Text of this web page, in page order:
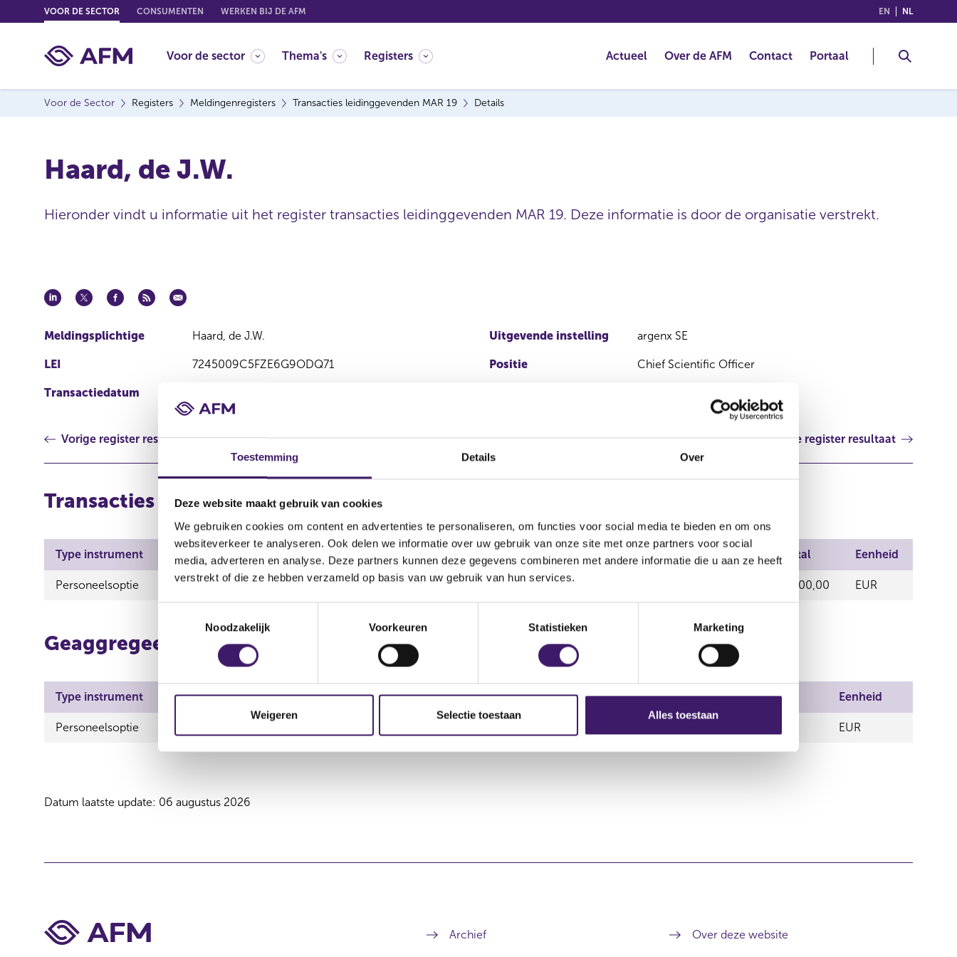
Toestemming Details Over
Deze website maakt gebruik van cookies
We gebruiken cookies om content en advertenties te personaliseren, om functies voor social media te bieden en om ons
websiteverkeer te analyseren. Ook delen we informatie over uw gebruik van onze site met onze partners voor social
media, adverteren en analyse. Deze partners kunnen deze gegevens combineren met andere informatie die u aan ze heeft
verstrekt of die ze hebben verzameld op basis van uw gebruik van hun services.
e
t
m
i
s
e
Noodzakelijk Voorkeuren Statistieken Marketing
Weigeren Selectie toestaan Alles toestaan
o
o
EN (ENGLISH)
NL
VOOR DE SECTOR CONSUMENTEN WERKEN BIJ DE AFM
Voor de sector Thema's Registers Actueel Over de AFM Contact Portaal
Voor de Sector Registers Meldingenregisters Transacties leidinggevenden MAR 19 Details
Haard, de J.W.
Hieronder vindt u informatie uit het register transacties leidinggevenden MAR 19. Deze informatie is door de organisatie verstrekt.
Meldingsplichtige Haard, de J.W. Uitgevende instelling argenx SE
LEI 7245009C5FZE6G9ODQ71 Positie Chief Scientific Officer
Transactiedatum
Vorige register resultaat Volgende register resultaat
Transacties
Type instrument Aard transactie Soort transactie Aandelenoptie programma Plaats van handel Aantal Eenheid
Personeelsoptie Verwerving Overdracht Nee 10.000,00 EUR
Geaggregeerde informatie
Type instrument ISIN Aard transactie Soort transactie Plaats van handel Prijs Aantal Eenheid
Personeelsoptie EUR
Datum laatste update: 06 augustus 2026
Archief Over deze website